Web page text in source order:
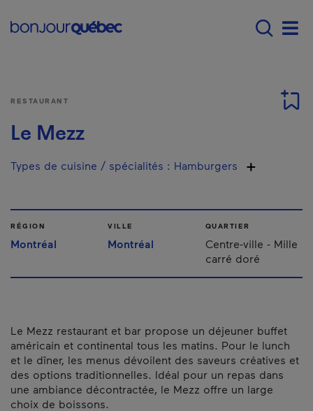
Main navigation -
RESTAURANT
Le Mezz
Types de cuisine / spécialités : Hamburgers
RÉGION
Montréal
VILLE
Montréal
QUARTIER
Centre-ville - Mille
carré doré
Le Mezz restaurant et bar propose un déjeuner buffet
américain et continental tous les matins. Pour le lunch
et le dîner, les menus dévoilent des saveurs créatives et
des options traditionnelles. Idéal pour un repas dans
une ambiance décontractée, le Mezz offre un large
choix de boissons.